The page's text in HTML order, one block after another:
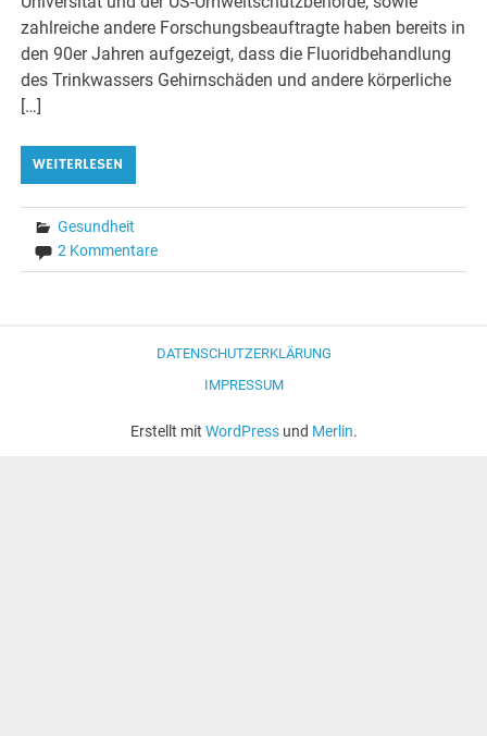
zahlreiche andere Forschungsbeauftragte haben bereits in
den 90er Jahren aufgezeigt, dass die Fluoridbehandlung
des Trinkwassers Gehirnschäden und andere körperliche
[…]
WEITERLESEN
Gesundheit
2 Kommentare
DATENSCHUTZERKLÄRUNG
IMPRESSUM
Erstellt mit WordPressund Merlin.